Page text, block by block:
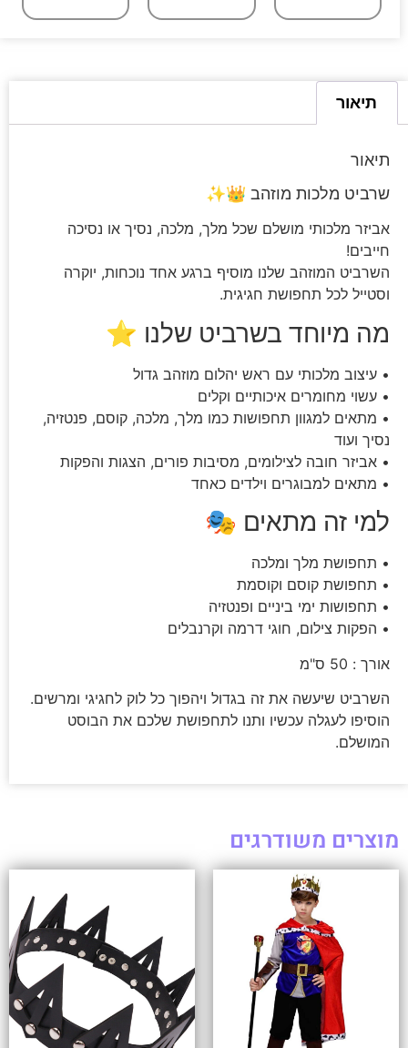
תיאור
תיאור
שרביט מלכות מוזהב 👑✨
אביזר מלכותי מושלם שכל מלך, מלכה, נסיך או נסיכה
חייבים!
השרביט המוזהב שלנו מוסיף ברגע אחד נוכחות, יוקרה
וסטייל לכל תחפושת חגיגית.
מה מיוחד בשרביט שלנו ⭐
• עיצוב מלכותי עם ראש יהלום מוזהב גדול
• עשוי מחומרים איכותיים וקלים
• מתאים למגוון תחפושות כמו מלך, מלכה, קוסם, פנטזיה,
נסיך ועוד
• אביזר חובה לצילומים, מסיבות פורים, הצגות והפקות
• מתאים למבוגרים וילדים כאחד
למי זה מתאים 🎭
• תחפושת מלך ומלכה
• תחפושת קוסם וקוסמת
• תחפושות ימי ביניים ופנטזיה
• הפקות צילום, חוגי דרמה וקרנבלים
אורך : 50 ס"מ
השרביט שיעשה את זה בגדול ויהפוך כל לוק לחגיגי ומרשים.
הוסיפו לעגלה עכשיו ותנו לתחפושת שלכם את הבוסט
המושלם.
מוצרים משודרגים